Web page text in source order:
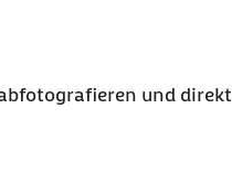
und direkt